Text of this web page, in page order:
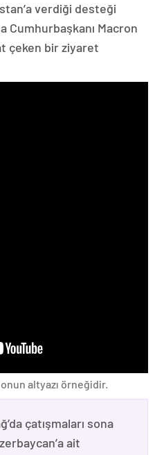
verdiği desteği
Cumhurbaşkanı Macron
çeken bir ziyaret
altyazı örneğidir.
çatışmaları sona
ait